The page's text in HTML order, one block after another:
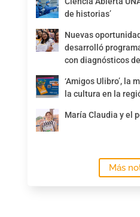
de historias’
Nuevas
desarrolló
con diagnósticos
‘Amigos Ulibro’, la
la cultura en la
María Claudia y el
Más